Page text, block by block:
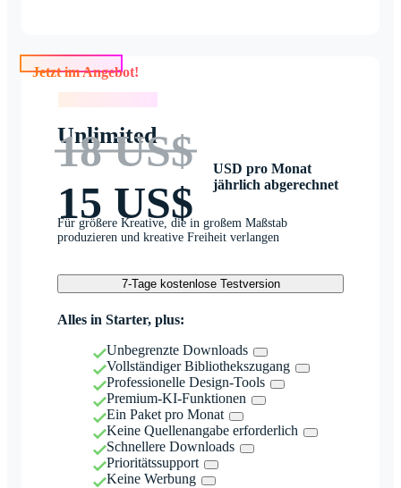
Jetzt im Angebot!
Unlimited
18 US$
15 US$
USD pro Monat
jährlich abgerechnet
Für größere Kreative, die in großem Maßstab
produzieren und kreative Freiheit verlangen
7-Tage kostenlose Testversion
Alles in Starter, plus:
Unbegrenzte Downloads
Vollständiger Bibliothekszugang
Professionelle Design-Tools
Premium-KI-Funktionen
Ein Paket pro Monat
Keine Quellenangabe erforderlich
Schnellere Downloads
Prioritätssupport
Keine Werbung